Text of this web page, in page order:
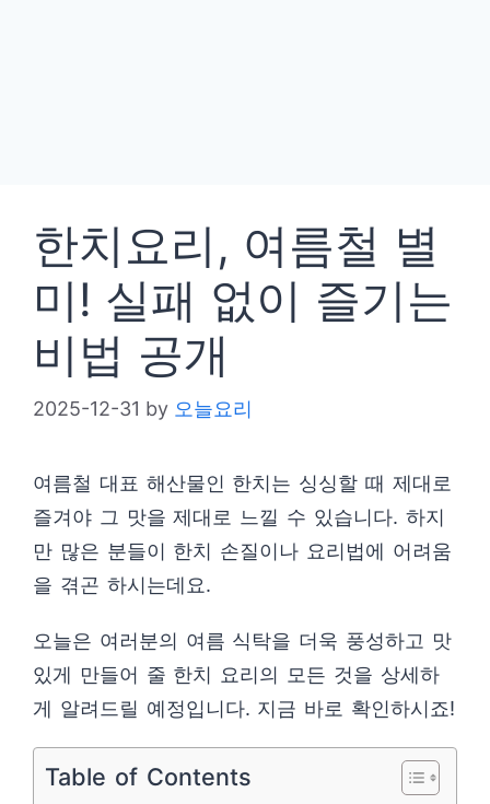
한치요리, 여름철 별
미! 실패 없이 즐기는
비법 공개
2025-12-31 by 오늘요리
여름철 대표 해산물인 한치는 싱싱할 때 제대로
즐겨야 그 맛을 제대로 느낄 수 있습니다. 하지
만 많은 분들이 한치 손질이나 요리법에 어려움
을 겪곤 하시는데요.
오늘은 여러분의 여름 식탁을 더욱 풍성하고 맛
있게 만들어 줄 한치 요리의 모든 것을 상세하
게 알려드릴 예정입니다. 지금 바로 확인하시죠!
Table of Contents